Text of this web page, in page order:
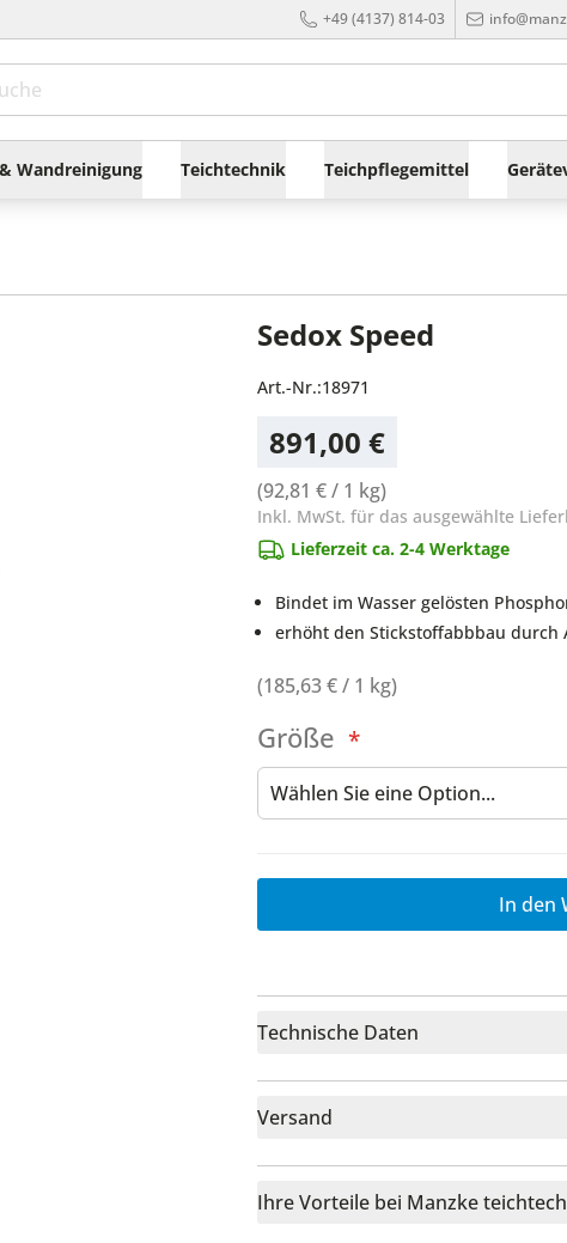
+49 (4137) 814-03
Wandreinigung Teichtechnik Teichpflegemittel
Sedox Speed
Art.-Nr.:18971
891,00 €
(92,81 €/ 1 kg)
Inkl. MwSt. für das ausgewählte
Lieferzeit ca. 2-4 Werktage
Bindet im Wasser gelösten
erhöht den Stickstoffabbbau durch
(185,63 €/ 1 kg)
Größe
In den
Technische Daten
Versand
Ihre Vorteile bei Manzke